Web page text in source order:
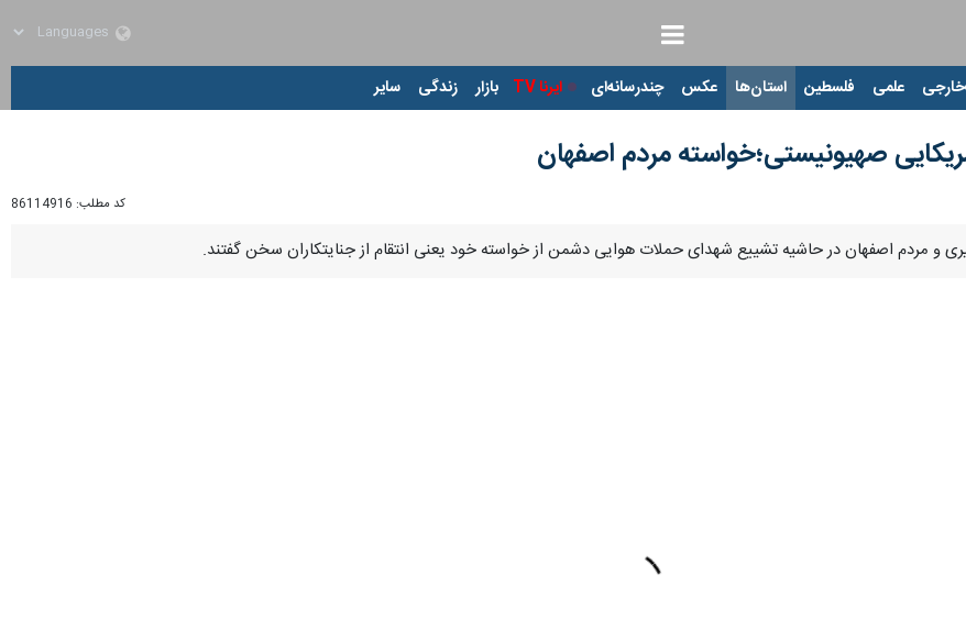
علمی فلسطین استان‌ها عکس چندرسانه‌ای ایرنا TV بازار زندگی سایر
صهیونیستی؛خواسته مردم اصفهان
کد مطلب: 86114916
و مردم اصفهان در حاشیه تشییع شهدای حملات هوایی دشمن از خواسته خود یعنی انتقام از جنایتکاران سخن گفتند.